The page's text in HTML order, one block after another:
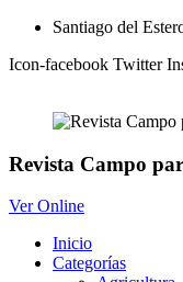
contenido
Santiago del
Icon-facebook Twitter
Revista Campo
Ver Online
Inicio
Categorías